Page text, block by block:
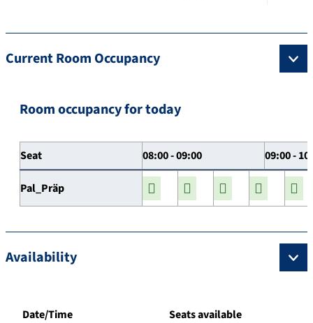
Current Room Occupancy
Room occupancy for today
Seat 08:00 - 09:00 09:00 -
Pal_Präp
Availability
Date/Time Seats available